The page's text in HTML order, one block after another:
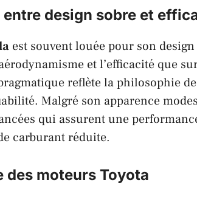
design sobre et
est souvent louée pour son
et l’efficacité que
reflète la philosophie de
Malgré son apparence
qui assurent une
carburant réduite.
des moteurs Toyota